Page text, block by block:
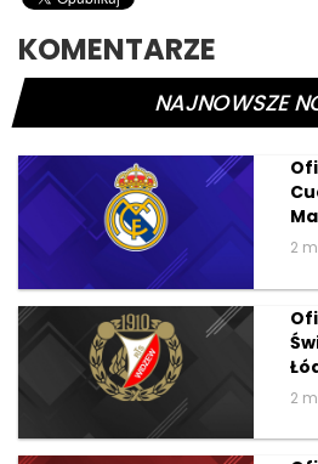
KOMENTARZE
NAJNOWSZE
2
2